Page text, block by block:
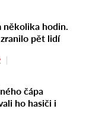
několika hodin.
pět lidí
čápa
ho hasiči i